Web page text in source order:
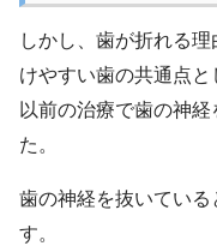
しかし、歯が折れる
けやすい歯の共通点と
以前の治療で歯の神
た。
歯の神経を抜いてい
す。